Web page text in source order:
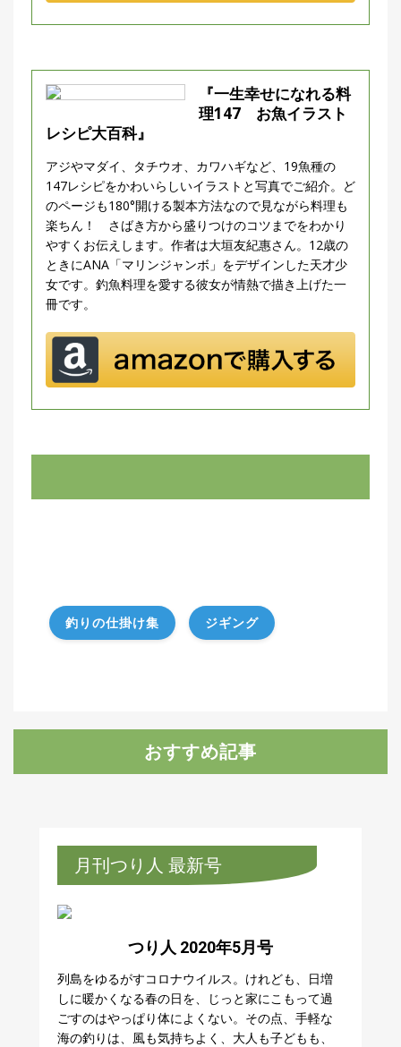
『一生幸せになれる料
理147 お魚イラスト
レシピ大百科』
アジやマダイ、タチウオ、カワハギなど、19魚種の
147レシピをかわいらしいイラストと写真でご紹介。ど
のページも180°開ける製本方法なので見ながら料理も
楽ちん！ さばき方から盛りつけのコツまでをわかり
やすくお伝えします。作者は大垣友紀惠さん。12歳の
ときにANA「マリンジャンボ」をデザインした天才少
女です。釣魚料理を愛する彼女が情熱で描き上げた一
冊です。
釣りの仕掛け集 ジギング
おすすめ記事
月刊つり人 最新号
つり人 2020年5月号
列島をゆるがすコロナウイルス。けれども、日増
しに暖かくなる春の日を、じっと家にこもって過
ごすのはやっぱり体によくない。その点、手軽な
海の釣りは、風も気持ちよく、大人も子どもも、